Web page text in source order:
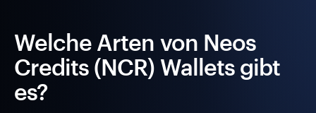
Welche Arten von Neos
Credits (NCR) Wallets gibt
es?